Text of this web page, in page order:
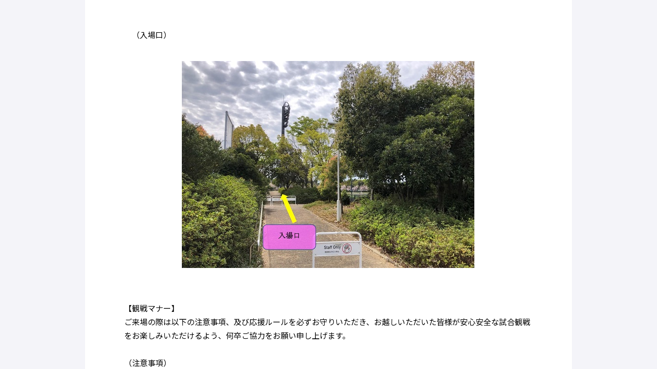
（入場口）
【観戦マナー】
ご来場の際は以下の注意事項、及び応援ルールを必ずお守りいただき、お越しいただいた皆様が安心安全な試合観戦
をお楽しみいただけるよう、何卒ご協力をお願い申し上げます。
（注意事項）